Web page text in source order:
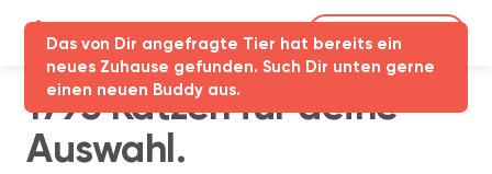
1795 Katzen für deine
Auswahl.
Das von Dir angefragte Tier hat bereits ein
neues Zuhause gefunden. Such Dir unten gerne
einen neuen Buddy aus.